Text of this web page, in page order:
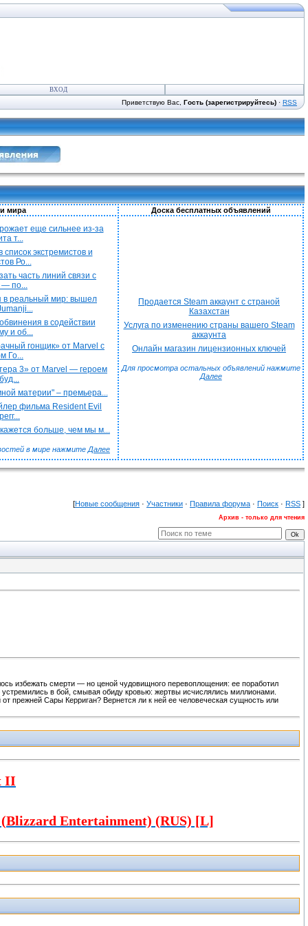
ВХОД
Приветствую Вас, Гость (зарегистрируйтесь) · RSS
мира Доска бесплатных объявлений
еще сильнее из-за
т...
экстремистов и
Ро...
часть линий связи с
— по...
в реальный мир: вышел
в содействии
и об...
гонщик» от Marvel с
Го...
3» от Marvel — героем
материи" – премьера...
фильма Resident Evil
больше, чем мы м...
в мире нажмите Далее
Продается Steam аккаунт с страной
Казахстан
Услуга по изменению страны вашего Steam
аккаунта
Онлайн магазин лицензионных ключей
Для просмотра остальных объявлений нажмите
Далее
[Новые сообщения · Участники · Правила форума · Поиск · RSS ]
Архив - только для чтения
избежать смерти — но ценой чудовищного перевоплощения: ее поработил
в бой, смывая обиду кровью: жертвы исчислялись миллионами.
прежней Сары Керриган? Вернется ли к ней ее человеческая сущность или
II
Entertainment) (RUS) [L]